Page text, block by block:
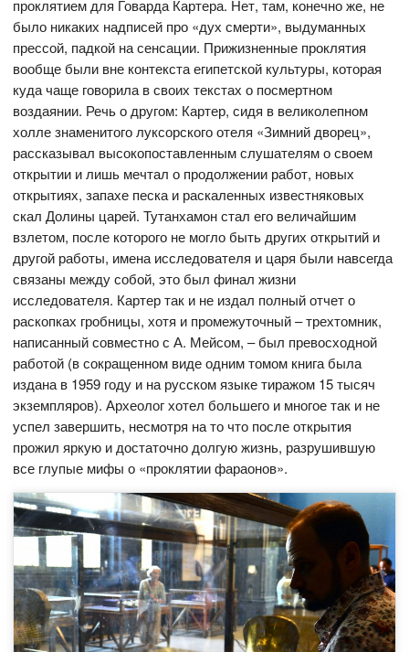
проклятием для Говарда Картера. Нет, там, конечно же, не
было никаких надписей про «дух смерти», выдуманных
прессой, падкой на сенсации. Прижизненные проклятия
вообще были вне контекста египетской культуры, которая
куда чаще говорила в своих текстах о посмертном
воздаянии. Речь о другом: Картер, сидя в великолепном
холле знаменитого луксорского отеля «Зимний дворец»,
рассказывал высокопоставленным слушателям о своем
открытии и лишь мечтал о продолжении работ, новых
открытиях, запахе песка и раскаленных известняковых
скал Долины царей. Тутанхамон стал его величайшим
взлетом, после которого не могло быть других открытий и
другой работы, имена исследователя и царя были навсегда
связаны между собой, это был финал жизни
исследователя. Картер так и не издал полный отчет о
раскопках гробницы, хотя и промежуточный – трехтомник,
написанный совместно с А. Мейсом, – был превосходной
работой (в сокращенном виде одним томом книга была
издана в 1959 году и на русском языке тиражом 15 тысяч
экземпляров). Археолог хотел большего и многое так и не
успел завершить, несмотря на то что после открытия
прожил яркую и достаточно долгую жизнь, разрушившую
все глупые мифы о «проклятии фараонов».